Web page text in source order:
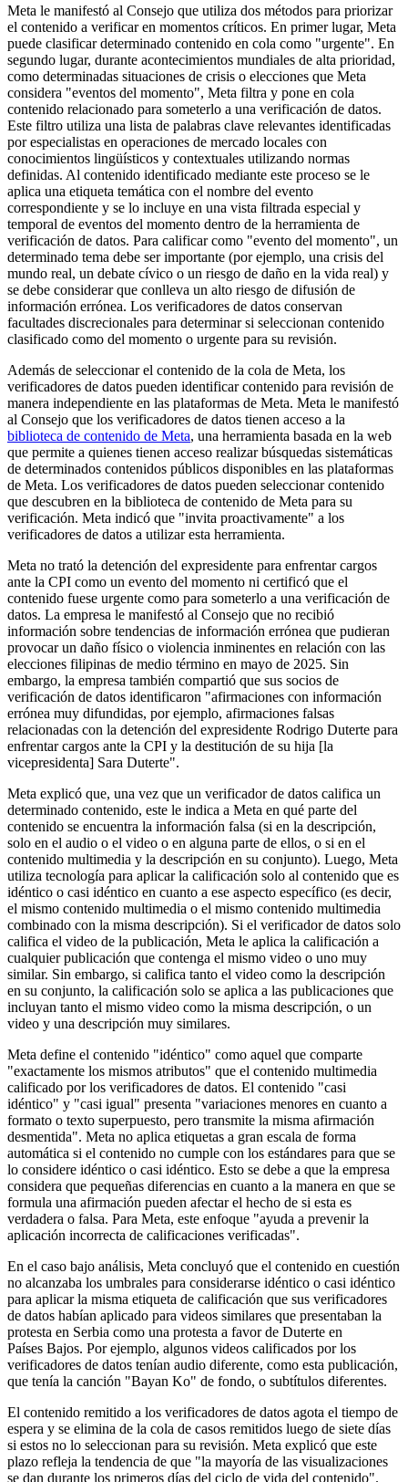
Meta le manifestó al Consejo que utiliza dos métodos para priorizar
el contenido a verificar en momentos críticos. En primer lugar, Meta
puede clasificar determinado contenido en cola como "urgente". En
segundo lugar, durante acontecimientos mundiales de alta prioridad,
como determinadas situaciones de crisis o elecciones que Meta
considera "eventos del momento", Meta filtra y pone en cola
contenido relacionado para someterlo a una verificación de datos.
Este filtro utiliza una lista de palabras clave relevantes identificadas
por especialistas en operaciones de mercado locales con
conocimientos lingüísticos y contextuales utilizando normas
definidas. Al contenido identificado mediante este proceso se le
aplica una etiqueta temática con el nombre del evento
correspondiente y se lo incluye en una vista filtrada especial y
temporal de eventos del momento dentro de la herramienta de
verificación de datos. Para calificar como "evento del momento", un
determinado tema debe ser importante (por ejemplo, una crisis del
mundo real, un debate cívico o un riesgo de daño en la vida real) y
se debe considerar que conlleva un alto riesgo de difusión de
información errónea. Los verificadores de datos conservan
facultades discrecionales para determinar si seleccionan contenido
clasificado como del momento o urgente para su revisión.
Además de seleccionar el contenido de la cola de Meta, los
verificadores de datos pueden identificar contenido para revisión de
manera independiente en las plataformas de Meta. Meta le manifestó
al Consejo que los verificadores de datos tienen acceso a la
biblioteca de contenido de Meta, una herramienta basada en la web
que permite a quienes tienen acceso realizar búsquedas sistemáticas
de determinados contenidos públicos disponibles en las plataformas
de Meta. Los verificadores de datos pueden seleccionar contenido
que descubren en la biblioteca de contenido de Meta para su
verificación. Meta indicó que "invita proactivamente" a los
verificadores de datos a utilizar esta herramienta.
Meta no trató la detención del expresidente para enfrentar cargos
ante la CPI como un evento del momento ni certificó que el
contenido fuese urgente como para someterlo a una verificación de
datos. La empresa le manifestó al Consejo que no recibió
información sobre tendencias de información errónea que pudieran
provocar un daño físico o violencia inminentes en relación con las
elecciones filipinas de medio término en mayo de 2025. Sin
embargo, la empresa también compartió que sus socios de
verificación de datos identificaron "afirmaciones con información
errónea muy difundidas, por ejemplo, afirmaciones falsas
relacionadas con la detención del expresidente Rodrigo Duterte para
enfrentar cargos ante la CPI y la destitución de su hija [la
vicepresidenta] Sara Duterte".
Meta explicó que, una vez que un verificador de datos califica un
determinado contenido, este le indica a Meta en qué parte del
contenido se encuentra la información falsa (si en la descripción,
solo en el audio o el video o en alguna parte de ellos, o si en el
contenido multimedia y la descripción en su conjunto). Luego, Meta
utiliza tecnología para aplicar la calificación solo al contenido que es
idéntico o casi idéntico en cuanto a ese aspecto específico (es decir,
el mismo contenido multimedia o el mismo contenido multimedia
combinado con la misma descripción). Si el verificador de datos solo
califica el video de la publicación, Meta le aplica la calificación a
cualquier publicación que contenga el mismo video o uno muy
similar. Sin embargo, si califica tanto el video como la descripción
en su conjunto, la calificación solo se aplica a las publicaciones que
incluyan tanto el mismo video como la misma descripción, o un
video y una descripción muy similares.
Meta define el contenido "idéntico" como aquel que comparte
"exactamente los mismos atributos" que el contenido multimedia
calificado por los verificadores de datos. El contenido "casi
idéntico" y "casi igual" presenta "variaciones menores en cuanto a
formato o texto superpuesto, pero transmite la misma afirmación
desmentida". Meta no aplica etiquetas a gran escala de forma
automática si el contenido no cumple con los estándares para que se
lo considere idéntico o casi idéntico. Esto se debe a que la empresa
considera que pequeñas diferencias en cuanto a la manera en que se
formula una afirmación pueden afectar el hecho de si esta es
verdadera o falsa. Para Meta, este enfoque "ayuda a prevenir la
aplicación incorrecta de calificaciones verificadas".
En el caso bajo análisis, Meta concluyó que el contenido en cuestión
no alcanzaba los umbrales para considerarse idéntico o casi idéntico
para aplicar la misma etiqueta de calificación que sus verificadores
de datos habían aplicado para videos similares que presentaban la
protesta en Serbia como una protesta a favor de Duterte en
Países Bajos. Por ejemplo, algunos videos calificados por los
verificadores de datos tenían audio diferente, como esta publicación,
que tenía la canción "Bayan Ko" de fondo, o subtítulos diferentes.
El contenido remitido a los verificadores de datos agota el tiempo de
espera y se elimina de la cola de casos remitidos luego de siete días
si estos no lo seleccionan para su revisión. Meta explicó que este
plazo refleja la tendencia de que "la mayoría de las visualizaciones
se dan durante los primeros días del ciclo de vida del contenido".